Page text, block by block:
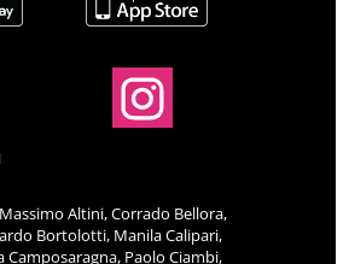
Altini, Corrado Bellora,
Bortolotti, Manila Calipari,
Camposaragna, Paolo Ciambi,